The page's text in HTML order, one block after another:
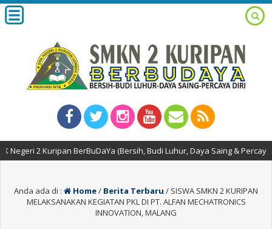
2 Kuripan BerBuDaYa (Bersih, Budi Luhur, Daya Saing & Percaya Diri)
Anda ada di : Home/ Berita Terbaru / SISWA SMKN 2 KURIPAN
MELAKSANAKAN KEGIATAN PKL DI PT. ALFAN MECHATRONICS
INNOVATION, MALANG